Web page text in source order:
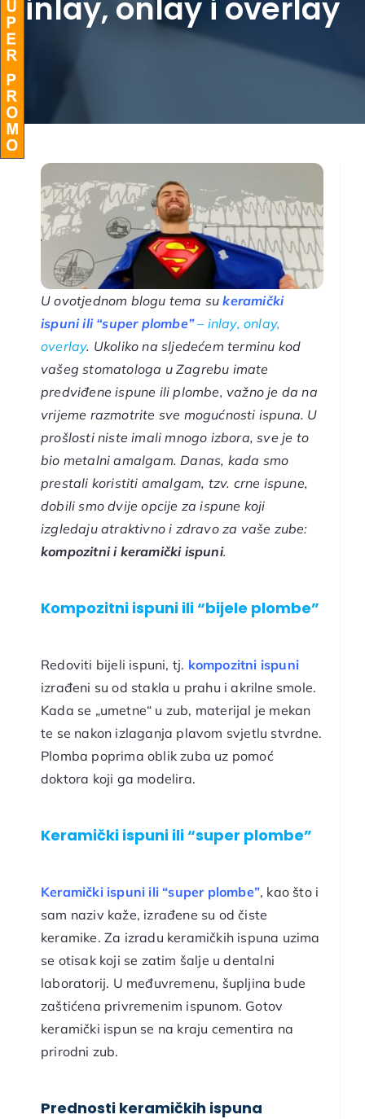
BLOG
inlay, onlay i overlay
U ovotjednom blogu tema sukeramički
ispuni ili “super plombe”– inlay, onlay,
overlay. Ukoliko na sljedećem terminu kod
vašeg stomatologa u Zagrebu imate
predviđene ispune ili plombe, važno je da na
vrijeme razmotrite sve mogućnosti ispuna. U
prošlosti niste imali mnogo izbora, sve je to
bio metalni amalgam. Danas, kada smo
prestali koristiti amalgam, tzv. crne ispune,
dobili smo dvije opcije za ispune koji
izgledaju atraktivno i zdravo za vaše zube:
kompozitni i keramički ispuni.
Kompozitni ispuni ili “bijele plombe”
Redoviti bijeli ispuni, tj. kompozitni ispuni
izrađeni su od stakla u prahu i akrilne smole.
Kada se „umetne“ u zub, materijal je mekan
te se nakon izlaganja plavom svjetlu stvrdne.
Plomba poprima oblik zuba uz pomoć
doktora koji ga modelira.
Keramički ispuni ili “super plombe”
Keramički ispuni ili “super plombe”, kao što i
sam naziv kaže, izrađene su od čiste
keramike. Za izradu keramičkih ispuna uzima
se otisak koji se zatim šalje u dentalni
laboratorij. U međuvremenu, šupljina bude
zaštićena privremenim ispunom. Gotov
keramički ispun se na kraju cementira na
prirodni zub.
Prednosti keramičkih ispuna